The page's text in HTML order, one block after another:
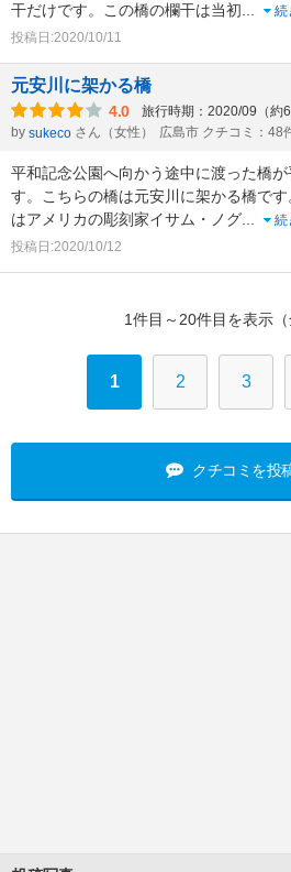
干だけです。この橋の欄干は当初...
続
投稿日:2020/10/11
元安川に架かる橋
4.0 旅行時期：2020/09（約6
by sukeco さん（女性） 広島市 クチコミ：48
平和記念公園へ向かう途中に渡った橋
す。こちらの橋は元安川に架かる橋で
はアメリカの彫刻家イサム・ノグ...
続
投稿日:2020/10/12
1件目～20件目を表示（
1 2 3
クチコミを投